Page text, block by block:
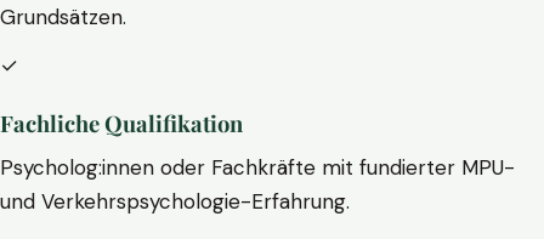
Grundsätzen.
✓
Fachliche Qualifikation
Psycholog:innen oder Fachkräfte mit fundierter MPU-
und Verkehrspsychologie-Erfahrung.